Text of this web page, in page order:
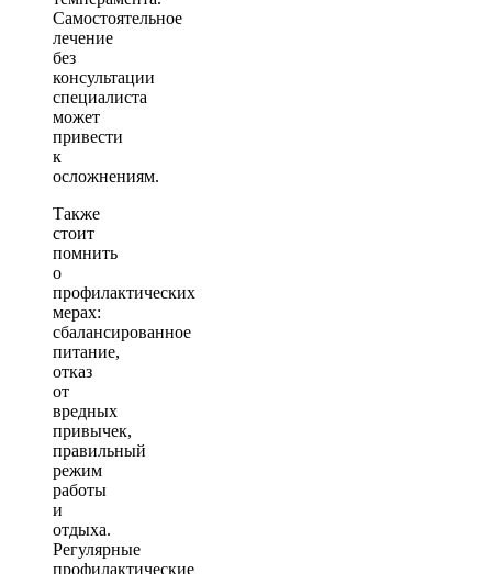
Самостоятельное
лечение
без
консультации
специалиста
может
привести
к
осложнениям.
Также
стоит
помнить
о
профилактических
мерах:
сбалансированное
питание,
отказ
от
вредных
привычек,
правильный
режим
работы
и
отдыха.
Регулярные
профилактические